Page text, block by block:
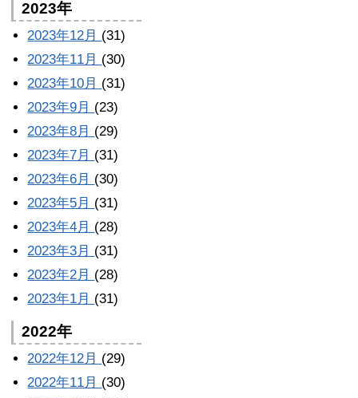
2023年
2023年12月 (31)
2023年11月 (30)
2023年10月 (31)
2023年9月 (23)
2023年8月 (29)
2023年7月 (31)
2023年6月 (30)
2023年5月 (31)
2023年4月 (28)
2023年3月 (31)
2023年2月 (28)
2023年1月 (31)
2022年
2022年12月 (29)
2022年11月 (30)